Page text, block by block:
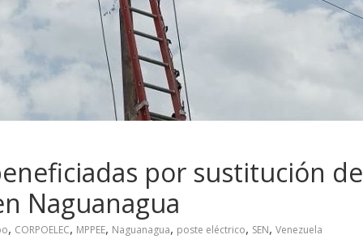
por sustitución de
Naguanagua
, CORPOELEC, MPPEE, Naguanagua, poste eléctrico, SEN, Venezuela